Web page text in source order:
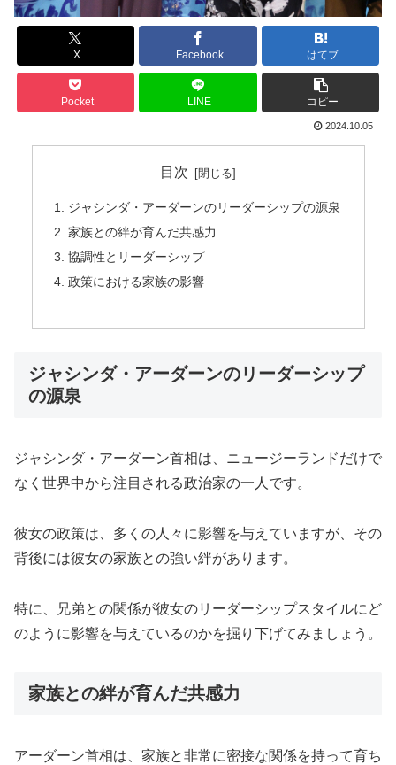
X Facebook はてブ
Pocket LINE コピー
2024.10.05
目次
ジャシンダ・アーダーンのリーダーシップの源泉
家族との絆が育んだ共感力
協調性とリーダーシップ
政策における家族の影響
ジャシンダ・アーダーンのリーダーシップ
の源泉
ジャシンダ・アーダーン首相は、ニュージーランドだけで
なく世界中から注目される政治家の一人です。
彼女の政策は、多くの人々に影響を与えていますが、その
背後には彼女の家族との強い絆があります。
特に、兄弟との関係が彼女のリーダーシップスタイルにど
のように影響を与えているのかを掘り下げてみましょう。
家族との絆が育んだ共感力
アーダーン首相は、家族と非常に密接な関係を持って育ち